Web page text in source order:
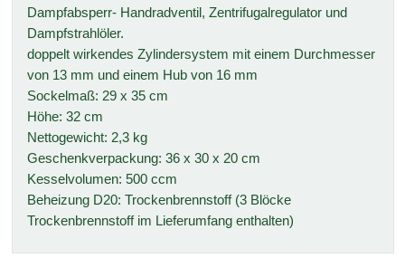
Dampfabsperr- Handradventil, Zentrifugalregulator und
Dampfstrahlöler.
doppelt wirkendes Zylindersystem mit einem Durchmesser
von 13 mm und einem Hub von 16 mm
Sockelmaß: 29 x 35 cm
Höhe: 32 cm
Nettogewicht: 2,3 kg
Geschenkverpackung: 36 x 30 x 20 cm
Kesselvolumen: 500 ccm
Beheizung D20: Trockenbrennstoff (3 Blöcke
Trockenbrennstoff im Lieferumfang enthalten)